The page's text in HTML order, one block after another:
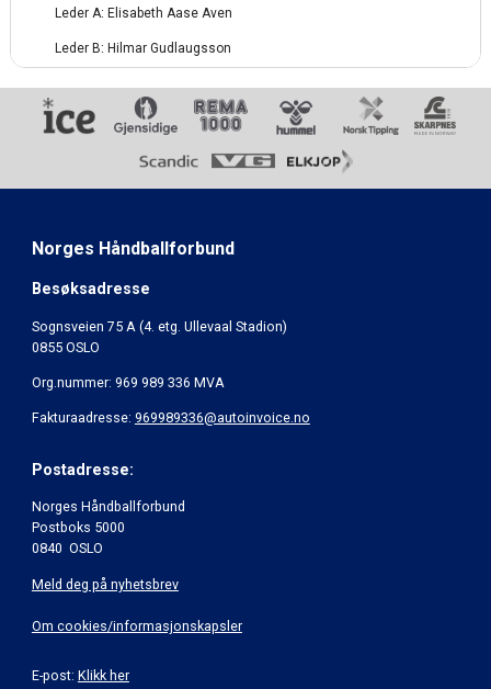
Leder A: Elisabeth Aase Aven
Leder B: Hilmar Gudlaugsson
Norges Håndballforbund
Besøksadresse
Sognsveien 75 A (4. etg. Ullevaal Stadion)
0855 OSLO
Org.nummer: 969 989 336 MVA
Fakturaadresse: 969989336@autoinvoice.no
Postadresse:
Norges Håndballforbund
Postboks 5000
0840 OSLO
Meld deg på nyhetsbrev
Om cookies/informasjonskapsler
E-post: Klikk her